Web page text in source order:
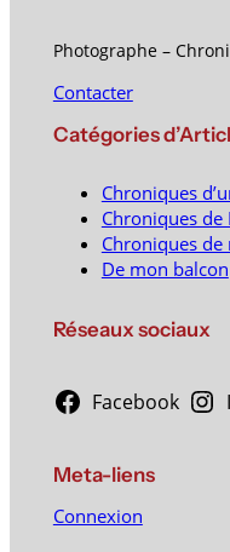
Photographe –
Contacter
Catégories
Chroniques
Chroniques de
Chroniques
De mon balcon
Réseaux sociaux
Facebook
Meta-liens
Connexion